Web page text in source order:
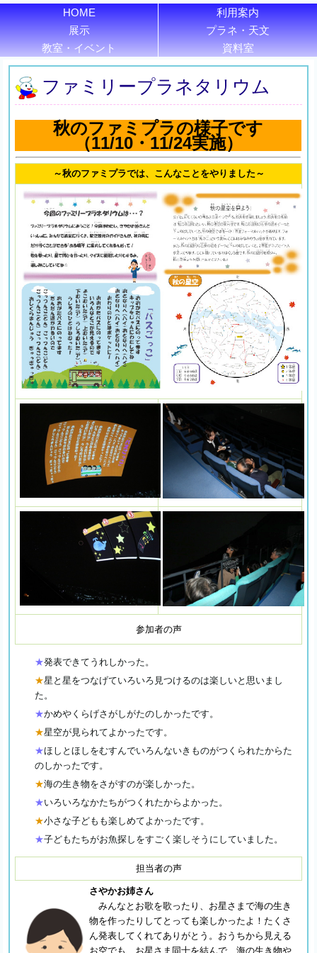
HOME
利用案内
展示
プラネ・天文
教室・イベント
資料室
ファミリープラネタリウム
秋のファミプラの様子です
（11/10・11/24実施）
～秋のファミプラでは、こんなことをやりました～
参加者の声
★発表できてうれしかった。
★星と星をつなげていろいろ見つけるのは楽しいと思いまし
た。
★かめやくらげさがしがたのしかったです。
★星空が見られてよかったです。
★ほしとほしをむすんでいろんないきものがつくられたからた
のしかったです。
★海の生き物をさがすのが楽しかった。
★いろいろなかたちがつくれたからよかった。
★小さな子どもも楽しめてよかったです。
★子どもたちがお魚探しをすごく楽しそうにしていました。
担当者の声
さやかお姉さん
みんなとお歌を歌ったり、お星さまで海の生き
物を作ったりしてとっても楽しかったよ！たくさ
ん発表してくれてありがとう。おうちから見える
お空でも、お星さま同士を結んで、海の生き物や